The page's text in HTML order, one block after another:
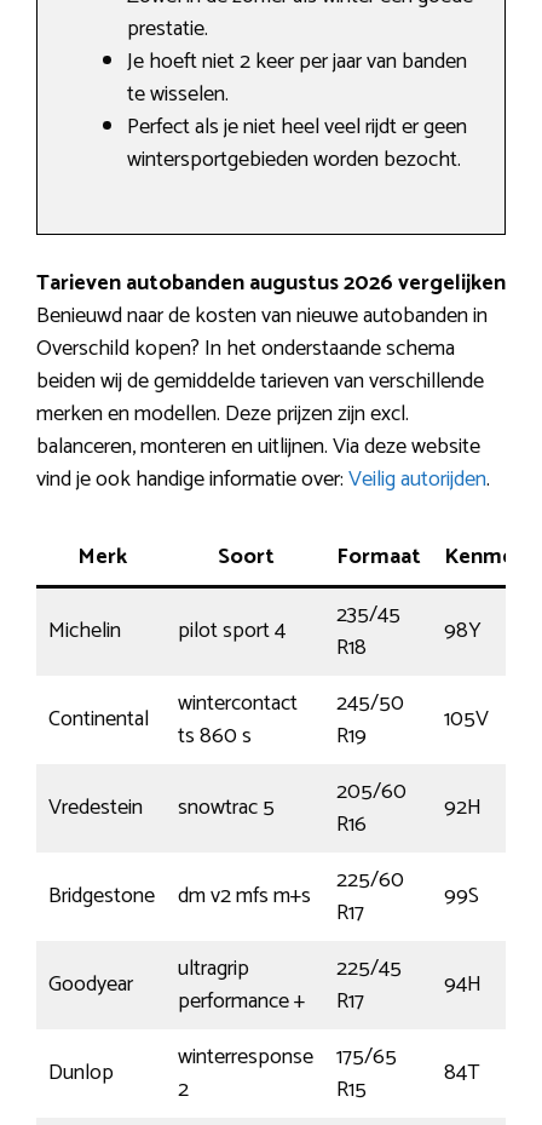
prestatie.
Je hoeft niet 2 keer per jaar van banden
te wisselen.
Perfect als je niet heel veel rijdt er geen
wintersportgebieden worden bezocht.
Tarieven autobanden augustus 2026 vergelijken
Benieuwd naar de kosten van nieuwe autobanden in
Overschild kopen? In het onderstaande schema
beiden wij de gemiddelde tarieven van verschillende
merken en modellen. Deze prijzen zijn excl.
balanceren, monteren en uitlijnen. Via deze website
vind je ook handige informatie over:Veilig autorijden.
Merk Soort Formaat Kenmerk
Michelin pilot sport 4
235/45
R18
98Y
Continental
wintercontact
ts 860 s
245/50
R19
105V
Vredestein snowtrac 5
205/60
R16
92H
Bridgestone dm v2 mfs m+s
225/60
R17
99S
Goodyear
ultragrip
performance +
225/45
R17
94H
Dunlop
winterresponse
2
175/65
R15
84T